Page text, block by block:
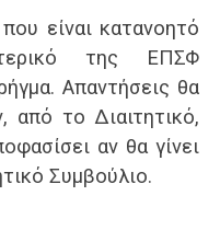
είναι κατανοητό
της ΕΠΣΦ
Απαντήσεις θα
από το Διαιτητικό,
αν θα γίνει
Συμβούλιο.